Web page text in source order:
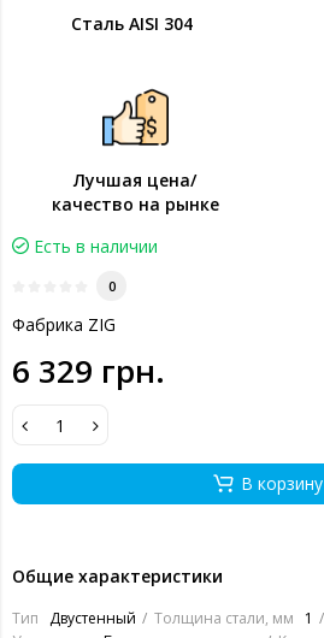
Сталь AISI 304
Лучшая цена/
качество на рынке
Есть в наличии
0
Фабрика ZIG
6 329 грн.
В корзину
Общие характеристики
Тип Двустенный Толщина стали, мм 1